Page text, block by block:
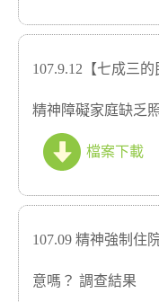
107.9.12【七成三
精神障礙家庭缺乏
檔案下載
107.09 精神強制住
意嗎？ 調查結果